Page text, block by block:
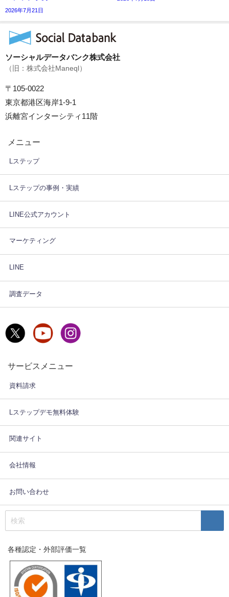
2026年7月21日
ソーシャルデータバンク株式会社
（旧：株式会社Maneql）
〒105-0022
東京都港区海岸1-9-1
浜離宮インターシティ11階
メニュー
Lステップ
Lステップの事例・実績
LINE公式アカウント
マーケティング
LINE
調査データ
サービスメニュー
資料請求
Lステップデモ無料体験
関連サイト
会社情報
お問い合わせ
各種認定・外部評価一覧